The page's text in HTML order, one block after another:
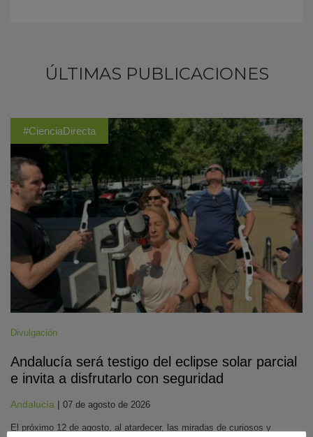
ÚLTIMAS PUBLICACIONES
#CienciaDirecta
Divulgación
Andalucía será testigo del eclipse solar parcial
e invita a disfrutarlo con seguridad
Andalucía | 07 de agosto de 2026
El próximo 12 de agosto, al atardecer, las miradas de curiosos y